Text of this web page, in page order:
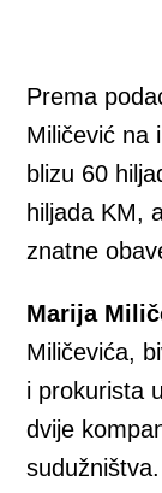
Prema
Miličević na
blizu 60
hiljada KM,
znatne
Marija
Miličevića,
i prokurista
dvije